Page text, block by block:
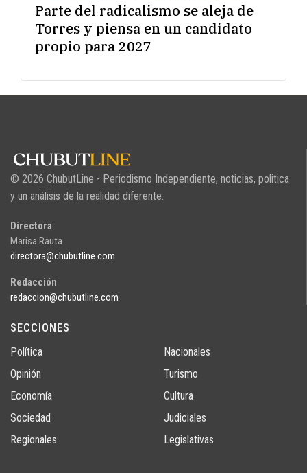
Parte del radicalismo se aleja de
Torres y piensa en un candidato
propio para 2027
© 2026 ChubutLine - Periodismo Independiente, noticias, politica
y un análisis de la realidad diferente.
Directora
Marisa Rauta
directora@chubutline.com
Redacción
redaccion@chubutline.com
SECCIONES
Política
Opinión
Economía
Sociedad
Regionales
Nacionales
Turismo
Cultura
Judiciales
Legislativas